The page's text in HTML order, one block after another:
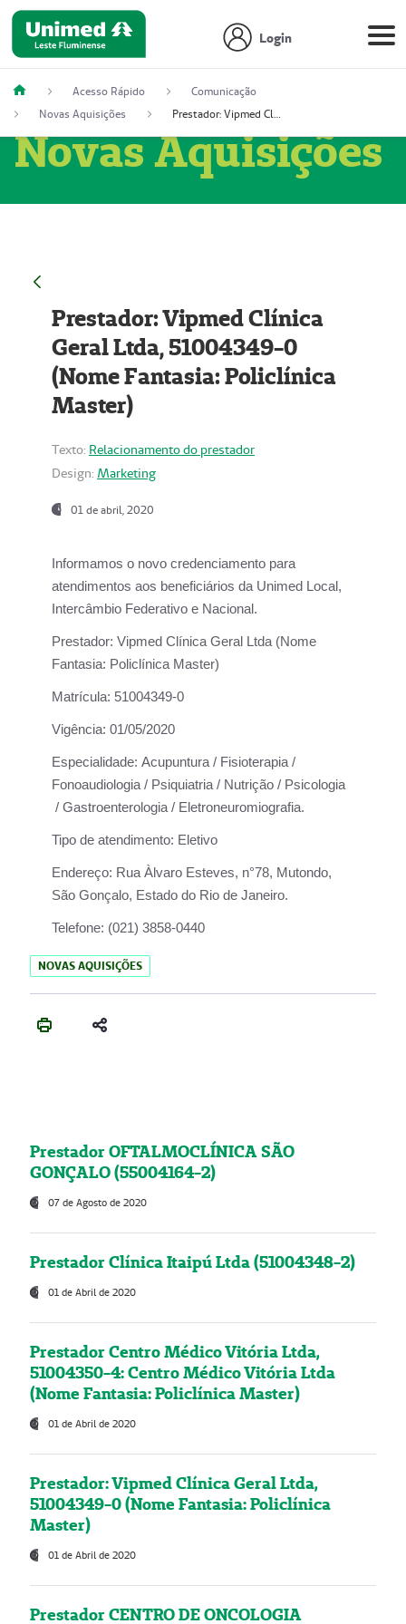
Login
Acesso Rápido
Comunicação
Novas Aquisições
Prestador: Vipmed Clínica Geral Ltda, 51004349-0 (Nome Fantasia: Policlínica Master)
Novas Aquisições
Prestador: Vipmed Clínica
Geral Ltda, 51004349-0
(Nome Fantasia: Policlínica
Master)
Texto: Relacionamento do prestador
Design: Marketing
01 de abril, 2020
Informamos o novo credenciamento para
atendimentos aos beneficiários da Unimed Local,
Intercâmbio Federativo e Nacional.
Prestador: Vipmed Clínica Geral Ltda (Nome
Fantasia: Policlínica Master)
Matrícula: 51004349-0
Vigência: 01/05/2020
Especialidade: Acupuntura / Fisioterapia /
Fonoaudiologia / Psiquiatria / Nutrição / Psicologia
/ Gastroenterologia / Eletroneuromiografia.
Tipo de atendimento: Eletivo
Endereço: Rua Àlvaro Esteves, n°78, Mutondo,
São Gonçalo, Estado do Rio de Janeiro.
Telefone: (021) 3858-0440
NOVAS AQUISIÇÕES
Prestador OFTALMOCLÍNICA SÃO
GONÇALO (55004164-2)
07 de Agosto de 2020
Prestador Clínica Itaipú Ltda (51004348-2)
01 de Abril de 2020
Prestador Centro Médico Vitória Ltda,
51004350-4: Centro Médico Vitória Ltda
(Nome Fantasia: Policlínica Master)
01 de Abril de 2020
Prestador: Vipmed Clínica Geral Ltda,
51004349-0 (Nome Fantasia: Policlínica
Master)
01 de Abril de 2020
Prestador CENTRO DE ONCOLOGIA